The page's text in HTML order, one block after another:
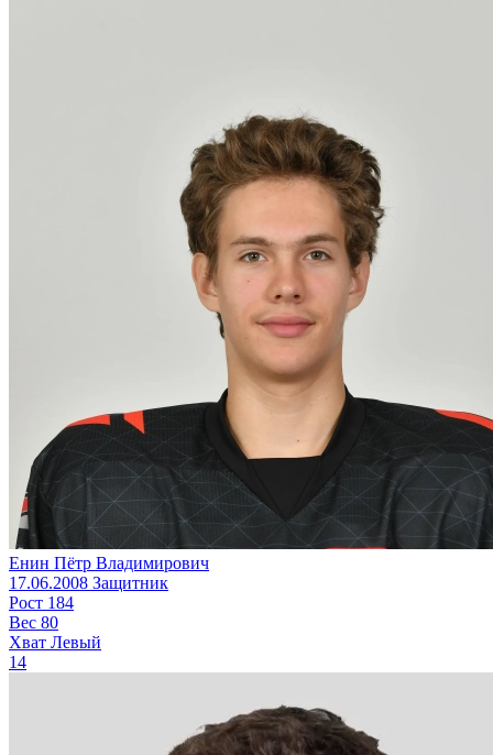
Енин Пётр Владимирович
17.06.2008 Защитник
Рост 184
Вес 80
Хват Левый
14